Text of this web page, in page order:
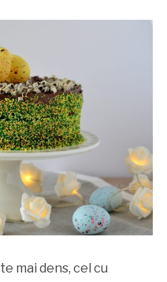
mai dens, cel cu